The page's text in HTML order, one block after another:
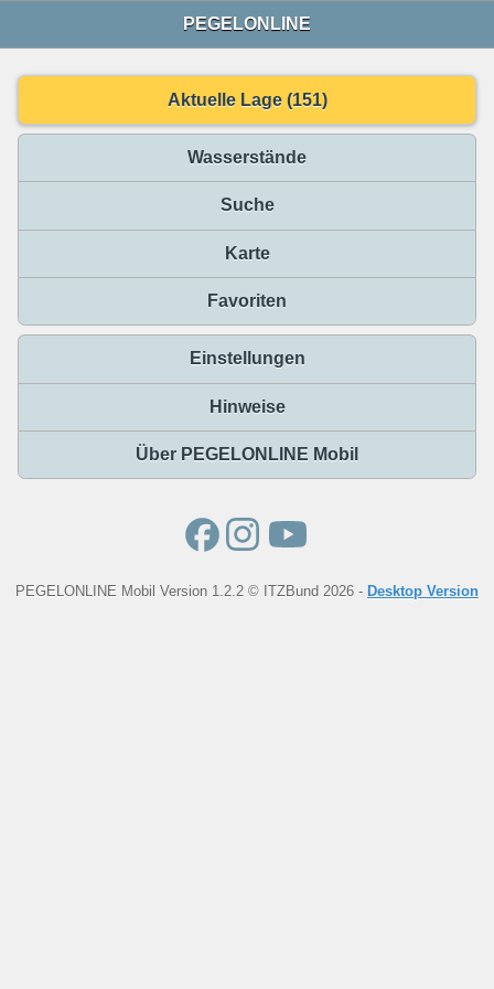
PEGELONLINE
Aktuelle Lage (151)
Wasserstände
Suche
Karte
Favoriten
Einstellungen
Hinweise
Über PEGELONLINE Mobil
PEGELONLINE Mobil Version 1.2.2 © ITZBund 2026 - Desktop Version